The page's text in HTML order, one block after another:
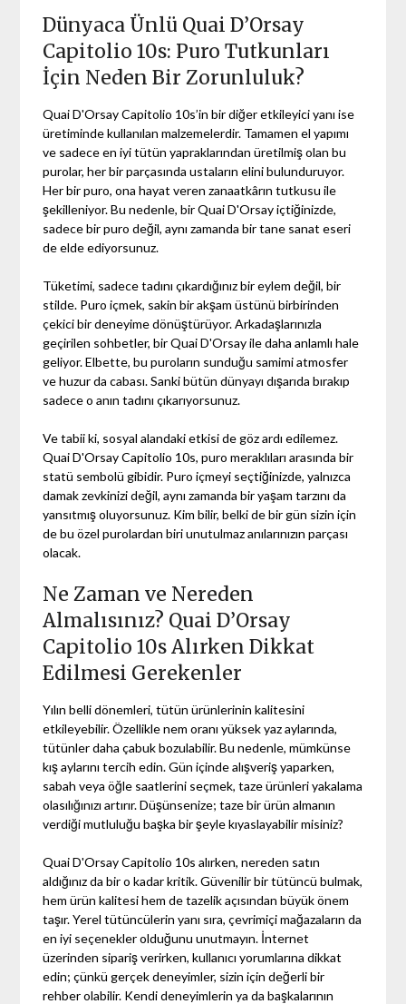
Dünyaca Ünlü Quai D’Orsay
Capitolio 10s: Puro Tutkunları
İçin Neden Bir Zorunluluk?
Quai D'Orsay Capitolio 10s’in bir diğer etkileyici yanı ise
üretiminde kullanılan malzemelerdir. Tamamen el yapımı
ve sadece en iyi tütün yapraklarından üretilmiş olan bu
purolar, her bir parçasında ustaların elini bulunduruyor.
Her bir puro, ona hayat veren zanaatkârın tutkusu ile
şekilleniyor. Bu nedenle, bir Quai D'Orsay içtiğinizde,
sadece bir puro değil, aynı zamanda bir tane sanat eseri
de elde ediyorsunuz.
Tüketimi, sadece tadını çıkardığınız bir eylem değil, bir
stilde. Puro içmek, sakin bir akşam üstünü birbirinden
çekici bir deneyime dönüştürüyor. Arkadaşlarınızla
geçirilen sohbetler, bir Quai D'Orsay ile daha anlamlı hale
geliyor. Elbette, bu puroların sunduğu samimi atmosfer
ve huzur da cabası. Sanki bütün dünyayı dışarıda bırakıp
sadece o anın tadını çıkarıyorsunuz.
Ve tabii ki, sosyal alandaki etkisi de göz ardı edilemez.
Quai D'Orsay Capitolio 10s, puro meraklıları arasında bir
statü sembolü gibidir. Puro içmeyi seçtiğinizde, yalnızca
damak zevkinizi değil, aynı zamanda bir yaşam tarzını da
yansıtmış oluyorsunuz. Kim bilir, belki de bir gün sizin için
de bu özel purolardan biri unutulmaz anılarınızın parçası
olacak.
Ne Zaman ve Nereden
Almalısınız? Quai D’Orsay
Capitolio 10s Alırken Dikkat
Edilmesi Gerekenler
Yılın belli dönemleri, tütün ürünlerinin kalitesini
etkileyebilir. Özellikle nem oranı yüksek yaz aylarında,
tütünler daha çabuk bozulabilir. Bu nedenle, mümkünse
kış aylarını tercih edin. Gün içinde alışveriş yaparken,
sabah veya öğle saatlerini seçmek, taze ürünleri yakalama
olasılığınızı artırır. Düşünsenize; taze bir ürün almanın
verdiği mutluluğu başka bir şeyle kıyaslayabilir misiniz?
Quai D'Orsay Capitolio 10s alırken, nereden satın
aldığınız da bir o kadar kritik. Güvenilir bir tütüncü bulmak,
hem ürün kalitesi hem de tazelik açısından büyük önem
taşır. Yerel tütüncülerin yanı sıra, çevrimiçi mağazaların da
en iyi seçenekler olduğunu unutmayın. İnternet
üzerinden sipariş verirken, kullanıcı yorumlarına dikkat
edin; çünkü gerçek deneyimler, sizin için değerli bir
rehber olabilir. Kendi deneyimlerin ya da başkalarının